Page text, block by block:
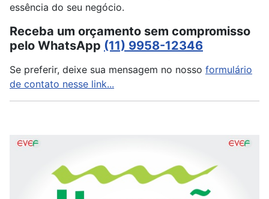
essência do seu negócio.
Receba um orçamento sem compromisso
pelo WhatsApp (11) 9958-12346
Se preferir, deixe sua mensagem no nosso formulário
de contato nesse link...